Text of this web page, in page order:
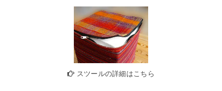
スツールの詳細はこちら